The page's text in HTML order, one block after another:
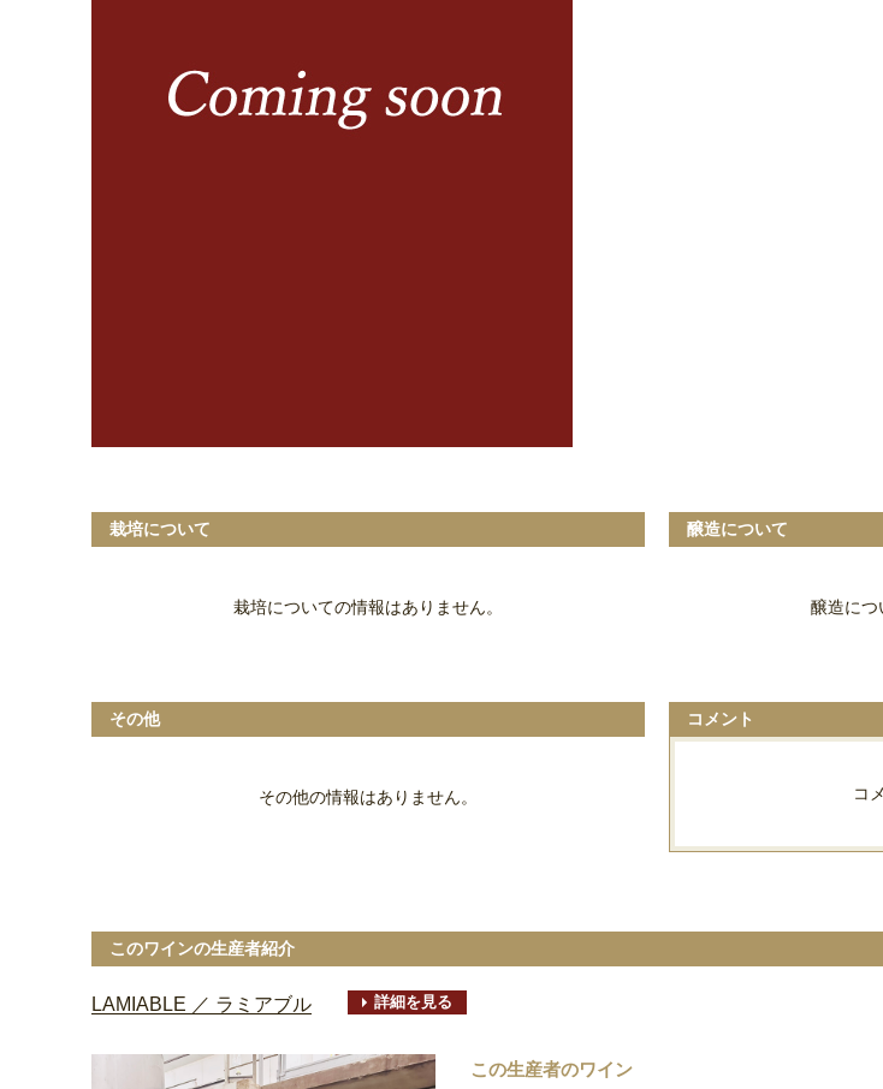
栽培について
栽培についての情報はありません。
醸造について
醸造につ
その他
その他の情報はありません。
コメント
コ
このワインの生産者紹介
LAMIABLE ／ ラミアブル 詳細を見る
この生産者のワイン